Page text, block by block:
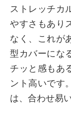
ストレッチカ
やすさもあり
なく、これが
型カバーにな
チッと感もあ
ント高いです
は、合わせ易